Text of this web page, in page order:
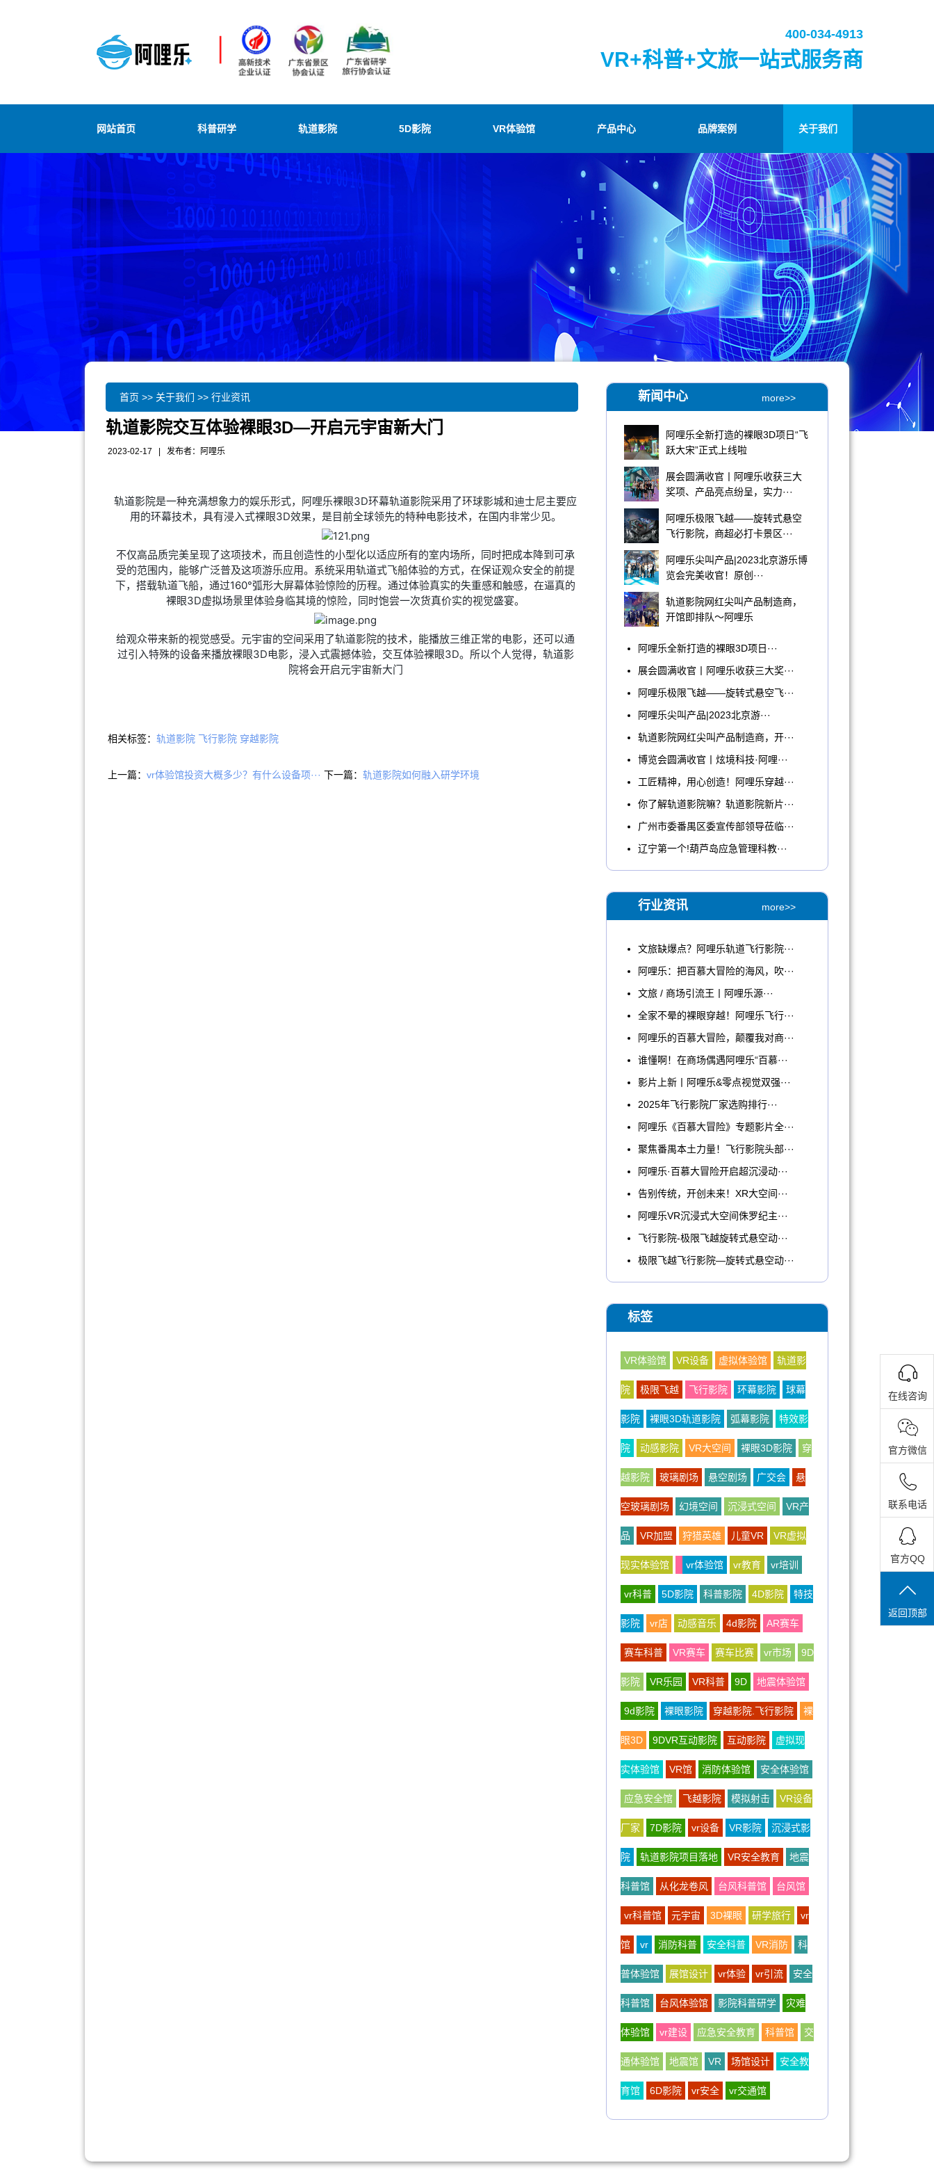
400-034-4913
VR+科普+文旅一站式服务商
网站首页 科普研学 轨道影院 5D影院 VR体验馆 产品中心 品牌案例 关于我们
首页 >> 关于我们 >> 行业资讯
轨道影院交互体验裸眼3D—开启元宇宙新大门
2023-02-17 | 发布者： 阿哩乐
轨道影院是一种充满想象力的娱乐形式， 阿哩乐裸眼3D环幕轨道影院采用了环球影城和迪士尼主要应
用的环幕技术，具有浸入式裸眼3D效果，是目前全球领先的特种电影技术，在国内非常少见。
不仅高品质完美呈现了这项技术，而且创造性的小型化以适应所有的室内场所，同时把成本降到可承
受的范围内，能够广泛普及这项游乐应用。系统采用轨道式飞船体验的方式，在保证观众安全的前提
下，搭载轨道飞船，通过160°弧形大屏幕体验惊险的历程。通过体验真实的失重感和触感，在逼真的
裸眼3D虚拟场景里体验身临其境的惊险，同时饱尝一次货真价实的视觉盛宴。
给观众带来新的视觉感受。元宇宙的空间采用了轨道影院的技术，能播放三维正常的电影，还可以通
过引入特殊的设备来播放裸眼3D电影，浸入式震撼体验， 交互体验裸眼3D。所以个人觉得， 轨道影
院将会开启元宇宙新大门
相关标签： 轨道影院 飞行影院 穿越影院
上一篇： vr体验馆投资大概多少？有什么设备项··· 下一篇： 轨道影院如何融入研学环境
新闻中心 more>>
​阿哩乐全新打造的裸眼3D项日“飞
跃大宋”正式上线啦
展会圆满收官丨阿哩乐收获三大
奖项、产品亮点纷呈，实力···
阿哩乐极限飞越——旋转式悬空
飞行影院，商超必打卡景区···
阿哩乐尖叫产品|2023北京游乐博
览会完美收官！原创···
轨道影院网红尖叫产品制造商，
开馆即排队～阿哩乐
​阿哩乐全新打造的裸眼3D项日···
展会圆满收官丨阿哩乐收获三大奖···
阿哩乐极限飞越——旋转式悬空飞···
阿哩乐尖叫产品|2023北京游···
轨道影院网红尖叫产品制造商，开···
博览会圆满收官丨炫境科技·阿哩···
工匠精神，用心创造！阿哩乐穿越···
你了解轨道影院嘛？轨道影院新片···
广州市委番禺区委宣传部领导莅临···
辽宁第一个!葫芦岛应急管理科教···
行业资讯 more>>
文旅缺爆点？阿哩乐轨道飞行影院···
阿哩乐：把百慕大冒险的海风，吹···
文旅 / 商场引流王丨阿哩乐源···
全家不晕的裸眼穿越！阿哩乐飞行···
阿哩乐的百慕大冒险，颠覆我对商···
谁懂啊！在商场偶遇阿哩乐“百慕···
影片上新丨阿哩乐&零点视觉双强···
2025年飞行影院厂家选购排行···
阿哩乐《百慕大冒险》专题影片全···
聚焦番禺本土力量！飞行影院头部···
阿哩乐·百慕大冒险开启超沉浸动···
告别传统，开创未来！XR大空间···
阿哩乐VR沉浸式大空间侏罗纪主···
飞行影院-极限飞越旋转式悬空动···
极限飞越飞行影院—旋转式悬空动···
标签
VR体验馆 VR设备 虚拟体验馆 轨道影
院 极限飞越 飞行影院 环幕影院 球幕
影院 裸眼3D轨道影院 弧幕影院 特效影
院 动感影院 VR大空间 裸眼3D影院 穿
越影院 玻璃剧场 悬空剧场 广交会 悬
空玻璃剧场 幻境空间 沉浸式空间 VR产
品 VR加盟 狩猎英雄 儿童VR VR虚拟
现实体验馆 vr体验馆 vr教育 vr培训
vr科普 5D影院 科普影院 4D影院 特技
影院 vr店 动感音乐 4d影院 AR赛车
赛车科普 VR赛车 赛车比赛 vr市场 9D
影院 VR乐园 VR科普 9D 地震体验馆
9d影院 裸眼影院 穿越影院.飞行影院 裸
眼3D 9DVR互动影院 互动影院 虚拟现
实体验馆 VR馆 消防体验馆 安全体验馆
应急安全馆 飞越影院 模拟射击 VR设备
厂家 7D影院 vr设备 VR影院 沉浸式影
院 轨道影院项目落地 VR安全教育 地震
科普馆 从化龙卷风 台风科普馆 台风馆
vr科普馆 元宇宙 3D裸眼 研学旅行 vr
馆 vr 消防科普 安全科普 VR消防 科
普体验馆 展馆设计 vr体验 vr引流 安全
科普馆 台风体验馆 影院科普研学 灾难
体验馆 vr建设 应急安全教育 科普馆 交
通体验馆 地震馆 VR 场馆设计 安全教
育馆 6D影院 vr安全 vr交通馆
在线咨询
官方微信
联系电话
官方QQ
返回顶部